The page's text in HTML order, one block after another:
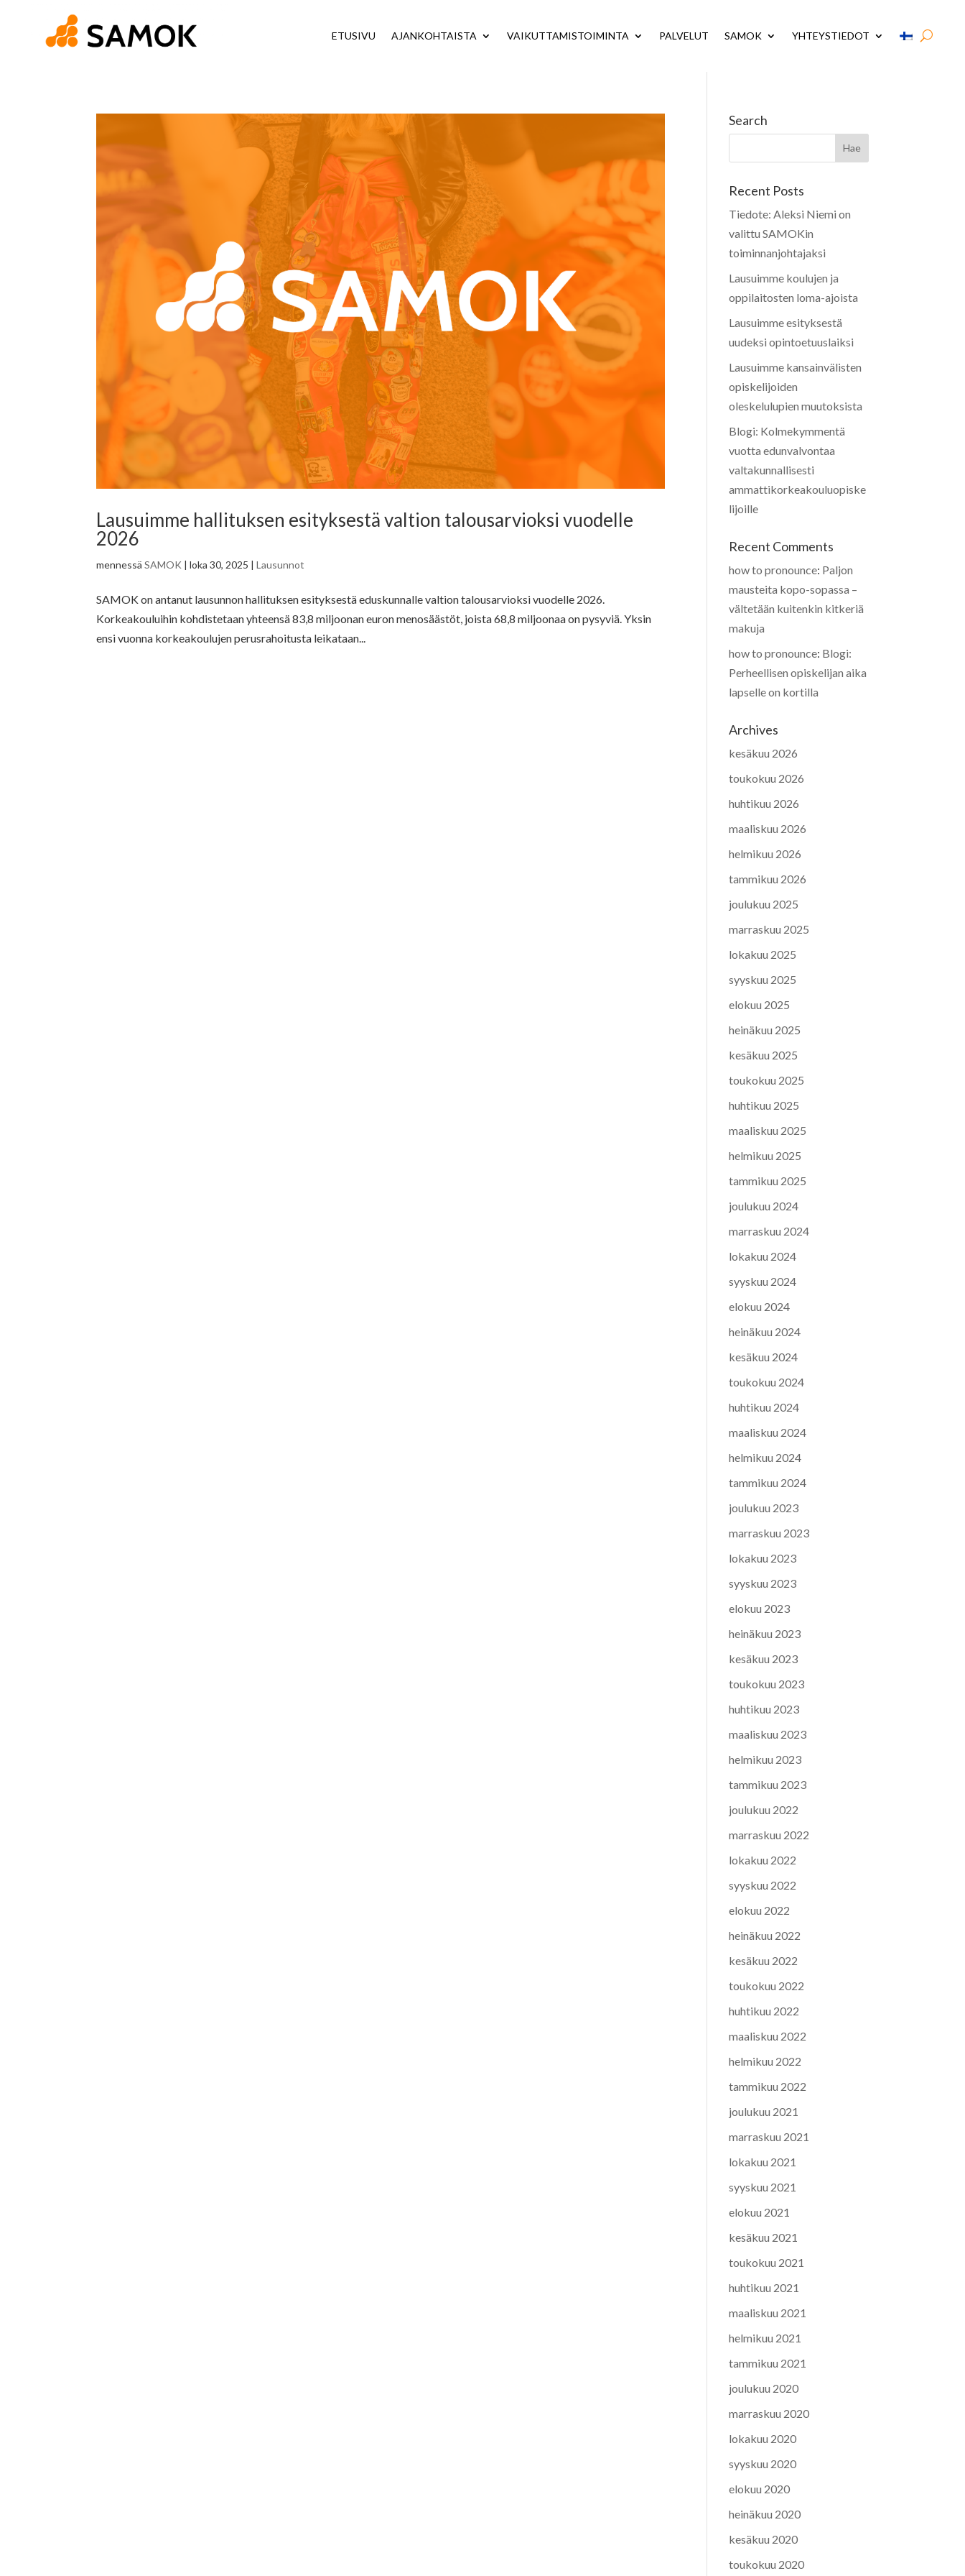
ETUSIVU AJANKOHTAISTA VAIKUTTAMISTOIMINTA PALVELUT SAMOK YHTEYSTIEDOT
Lausuimme hallituksen esityksestä valtion talousarvioksi vuodelle
2026
mennessäSAMOK |loka 30, 2025 |Lausunnot
SAMOK on antanut lausunnon hallituksen esityksestä eduskunnalle valtion talousarvioksi vuodelle 2026.
Korkeakouluihin kohdistetaan yhteensä 83,8 miljoonan euron menosäästöt, joista 68,8 miljoonaa on pysyviä. Yksin
ensi vuonna korkeakoulujen perusrahoitusta leikataan...
Search
Recent Posts
Tiedote: Aleksi Niemi on
valittu SAMOKin
toiminnanjohtajaksi
Lausuimme koulujen ja
oppilaitosten loma-ajoista
Lausuimme esityksestä
uudeksi opintoetuuslaiksi
Lausuimme kansainvälisten
opiskelijoiden
oleskelulupien muutoksista
Blogi: Kolmekymmentä
vuotta edunvalvontaa
valtakunnallisesti
ammattikorkeakouluopiske
lijoille
Recent Comments
how to pronounce: Paljon
mausteita kopo-sopassa –
vältetään kuitenkin kitkeriä
makuja
how to pronounce: Blogi:
Perheellisen opiskelijan aika
lapselle on kortilla
Archives
kesäkuu 2026
toukokuu 2026
huhtikuu 2026
maaliskuu 2026
helmikuu 2026
tammikuu 2026
joulukuu 2025
marraskuu 2025
lokakuu 2025
syyskuu 2025
elokuu 2025
heinäkuu 2025
kesäkuu 2025
toukokuu 2025
huhtikuu 2025
maaliskuu 2025
helmikuu 2025
tammikuu 2025
joulukuu 2024
marraskuu 2024
lokakuu 2024
syyskuu 2024
elokuu 2024
heinäkuu 2024
kesäkuu 2024
toukokuu 2024
huhtikuu 2024
maaliskuu 2024
helmikuu 2024
tammikuu 2024
joulukuu 2023
marraskuu 2023
lokakuu 2023
syyskuu 2023
elokuu 2023
heinäkuu 2023
kesäkuu 2023
toukokuu 2023
huhtikuu 2023
maaliskuu 2023
helmikuu 2023
tammikuu 2023
joulukuu 2022
marraskuu 2022
lokakuu 2022
syyskuu 2022
elokuu 2022
heinäkuu 2022
kesäkuu 2022
toukokuu 2022
huhtikuu 2022
maaliskuu 2022
helmikuu 2022
tammikuu 2022
joulukuu 2021
marraskuu 2021
lokakuu 2021
syyskuu 2021
elokuu 2021
kesäkuu 2021
toukokuu 2021
huhtikuu 2021
maaliskuu 2021
helmikuu 2021
tammikuu 2021
joulukuu 2020
marraskuu 2020
lokakuu 2020
syyskuu 2020
elokuu 2020
heinäkuu 2020
kesäkuu 2020
toukokuu 2020